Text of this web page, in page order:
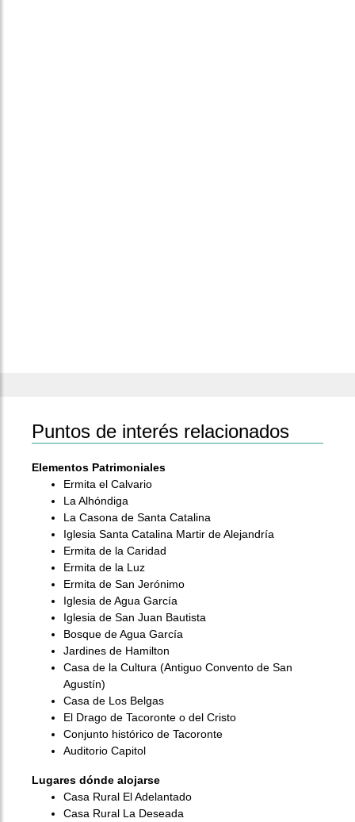
Puntos de interés relacionados
Elementos Patrimoniales
Ermita el Calvario
La Alhóndiga
La Casona de Santa Catalina
Iglesia Santa Catalina Martir de Alejandría
Ermita de la Caridad
Ermita de la Luz
Ermita de San Jerónimo
Iglesia de Agua García
Iglesia de San Juan Bautista
Bosque de Agua García
Jardines de Hamilton
Casa de la Cultura (Antiguo Convento de San
Agustín)
Casa de Los Belgas
El Drago de Tacoronte o del Cristo
Conjunto histórico de Tacoronte
Auditorio Capitol
Lugares dónde alojarse
Casa Rural El Adelantado
Casa Rural La Deseada